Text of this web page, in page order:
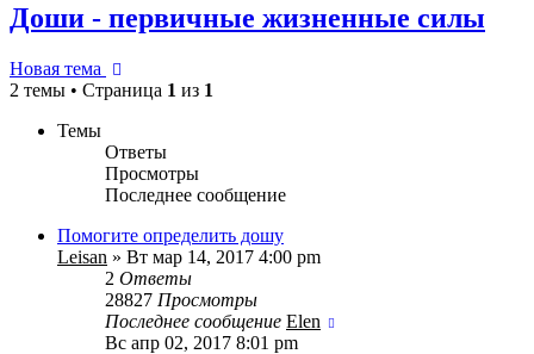
Доши - первичные жизненные силы
Новая тема
2 темы • Страница 1 из 1
Темы
Ответы
Просмотры
Последнее сообщение
Помогите определить дошу
Leisan » Вт мар 14, 2017 4:00 pm
2 Ответы
28827 Просмотры
Последнее сообщение Elen
Вс апр 02, 2017 8:01 pm